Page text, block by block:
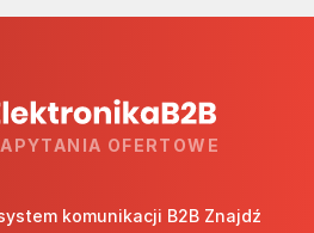
OFERTOWE
komunikacji B2B Znajdź